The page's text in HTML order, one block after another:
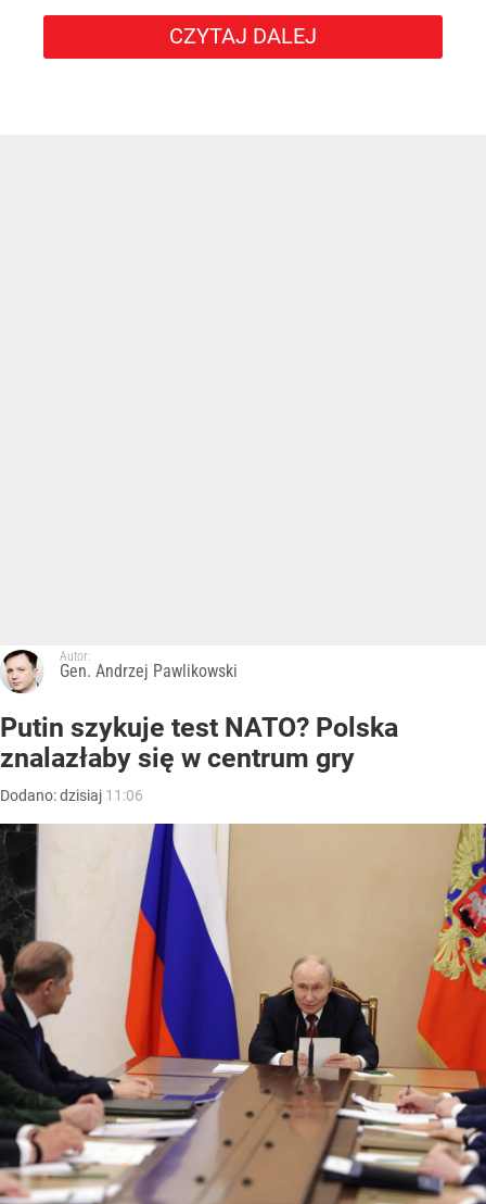
CZYTAJ DALEJ
Autor:
Gen. Andrzej Pawlikowski
Putin szykuje test NATO? Polska
znalazłaby się w centrum gry
Dodano:dzisiaj 11:06